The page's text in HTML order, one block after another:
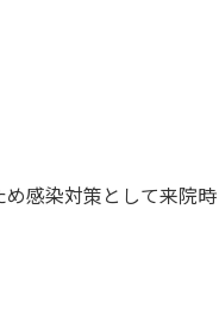
感染対策として来院時